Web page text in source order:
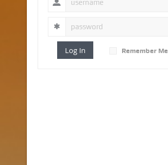
Log In Remember Me